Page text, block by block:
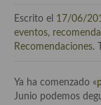
El mundo del
En la mesa:
Escrito el 17/06/
eventos,
Recomendaciones.
Ya ha comenzado «
Junio podemos